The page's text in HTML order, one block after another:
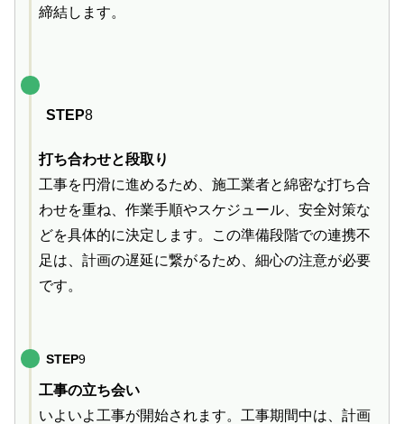
締結します。
STEP8
打ち合わせと段取り
工事を円滑に進めるため、施工業者と綿密な打ち合
わせを重ね、作業手順やスケジュール、安全対策な
どを具体的に決定します。この準備段階での連携不
足は、計画の遅延に繋がるため、細心の注意が必要
です。
STEP9
工事の立ち会い
いよいよ工事が開始されます。工事期間中は、計画